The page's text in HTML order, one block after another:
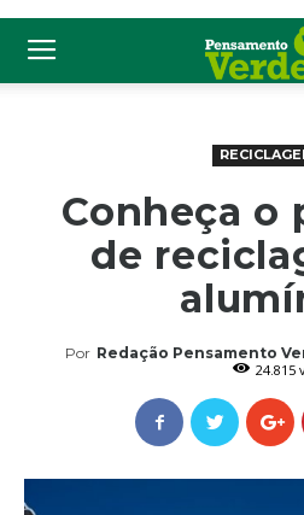
Conheça o
de
Por Redação Pensamento
24.815